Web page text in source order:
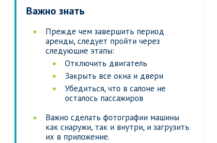
Важно знать
Прежде чем завершить период
аренды, следует пройти через
следующие этапы:
Отключить двигатель
Закрыть все окна и двери
Убедиться, что в салоне не
осталось пассажиров
Важно сделать фотографии машины
как снаружи, так и внутри, и загрузить
их в приложение.